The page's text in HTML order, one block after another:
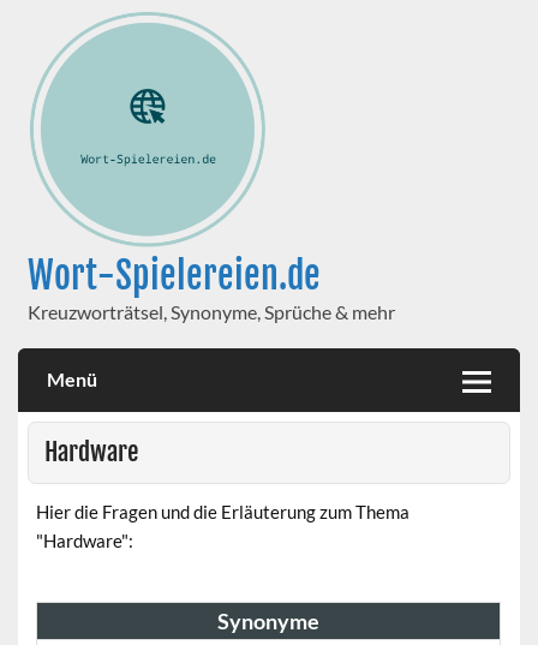
Wort-Spielereien.de
Kreuzworträtsel, Synonyme, Sprüche & mehr
Menü
Hardware
Hier die Fragen und die Erläuterung zum Thema
"Hardware":
Synonyme